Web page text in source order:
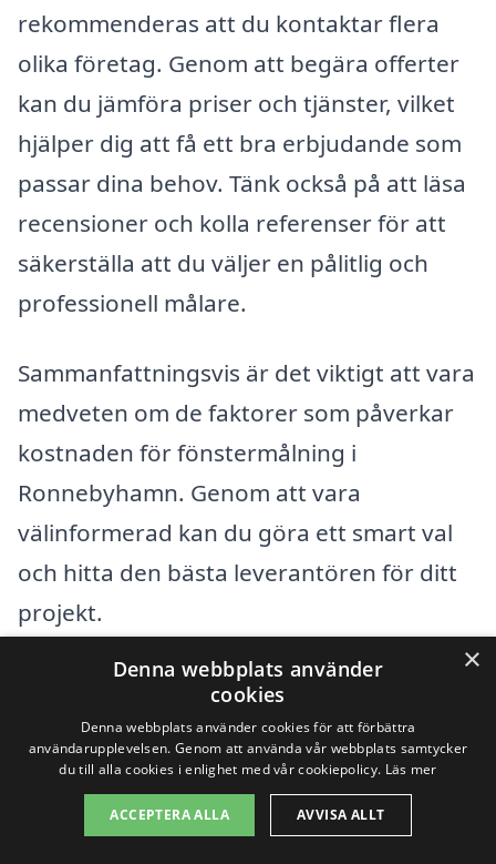
rekommenderas att du kontaktar flera
olika företag. Genom att begära offerter
kan du jämföra priser och tjänster, vilket
hjälper dig att få ett bra erbjudande som
passar dina behov. Tänk också på att läsa
recensioner och kolla referenser för att
säkerställa att du väljer en pålitlig och
professionell målare.
Sammanfattningsvis är det viktigt att vara
medveten om de faktorer som påverkar
kostnaden för fönstermålning i
Ronnebyhamn. Genom att vara
välinformerad kan du göra ett smart val
och hitta den bästa leverantören för ditt
projekt.
Få 3 erbjudanden, gratis och utan
förpliktelser
×
Denna webbplats använder
cookies
Denna webbplats använder cookies för att förbättra
användarupplevelsen. Genom att använda vår webbplats samtycker
du till alla cookies i enlighet med vår cookiepolicy. Läs mer
ACCEPTERA ALLA AVVISA ALLT